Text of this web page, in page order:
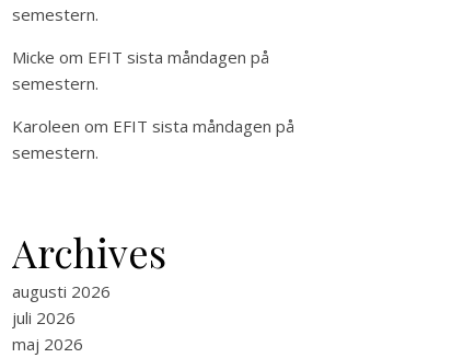
semestern.
Micke om EFIT sista måndagen på
semestern.
Karoleen om EFIT sista måndagen på
semestern.
Archives
augusti 2026
juli 2026
maj 2026